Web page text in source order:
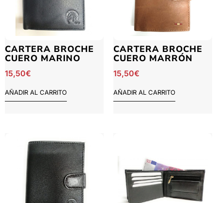
CARTERA BROCHE
CUERO MARINO
15,50€
AÑADIR AL CARRITO
CARTERA BROCHE
CUERO MARRÓN
15,50€
AÑADIR AL CARRITO